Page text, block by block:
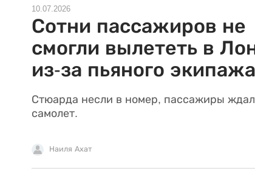
10.07.2026
Сотни пассажиров не
смогли вылететь в
из-за пьяного экипажа
Стюарда несли в номер, пассажиры
самолет.
Наиля Ахат